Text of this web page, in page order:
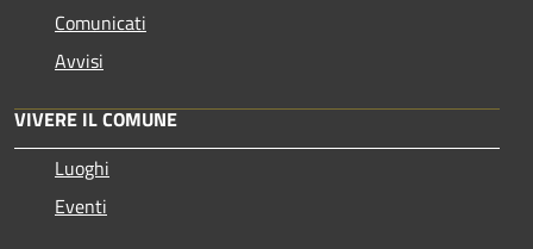
Comunicati
Avvisi
VIVERE IL COMUNE
Luoghi
Eventi